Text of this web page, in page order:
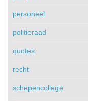
personeel
politieraad
quotes
recht
schepencollege